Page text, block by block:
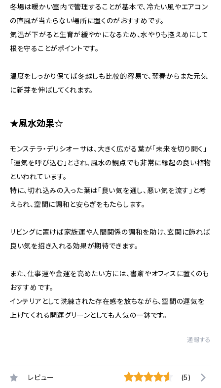
冬場は暖かい室内で管理することが基本で、冷たい風やエアコン
の直風が当たらない場所に置くのがおすすめです。
気温が下がると生育が緩やかになるため、水やりも控えめにして
根を守ることがポイントです。
温度をしっかり保てば冬越しも比較的容易で、翌春からまた元気
に新芽を伸ばしてくれます。
★風水効果☆
モンステラ・デリシオーサは、大きく広がる葉が「未来を切り開く」
「運気を呼び込む」とされ、風水の観点でも非常に縁起の良い植物
といわれています。
特に、切れ込みの入った葉は「良い気を通し、悪い気を流す」と考
えられ、空間に調和と安らぎをもたらします。
リビングに置けば家族運や人間関係の調和を助け、玄関に飾れば
良い気を招き入れる効果が期待できます。
また、仕事運や金運を高めたい方には、書斎やオフィスに置くのも
おすすめです。
インテリアとして洗練された存在感を放ちながら、空間の運気を
上げてくれる開運グリーンとしても人気の一鉢です。
通報する
レビュー (5)